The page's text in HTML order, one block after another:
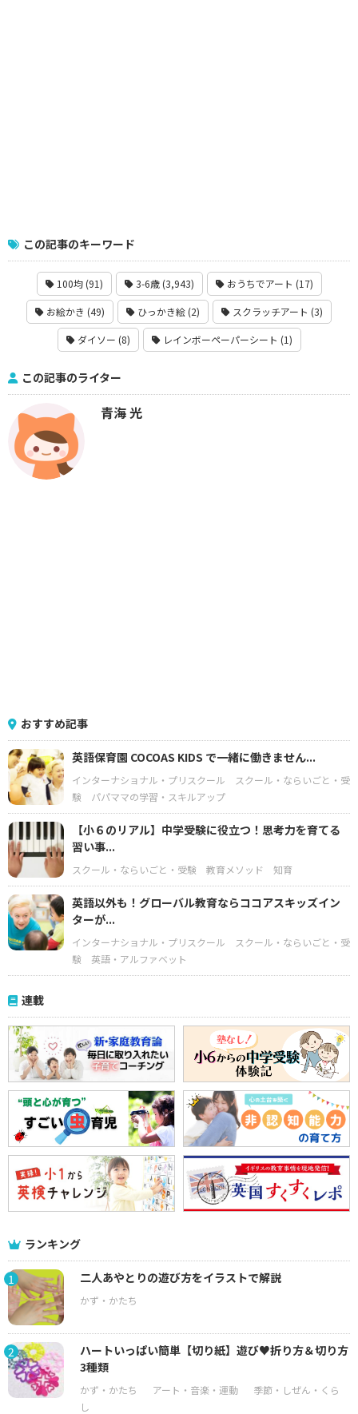
この記事のキーワード
100均 (91) 3-6歳 (3,943) おうちでアート (17)
お絵かき (49) ひっかき絵 (2) スクラッチアート (3)
ダイソー (8) レインボーペーパーシート (1)
この記事のライター
青海 光
おすすめ記事
英語保育園 COCOAS KIDS で一緒に働きません...
インターナショナル・プリスクール
スクール・ならいごと・受
験
パパママの学習・スキルアップ
【小６のリアル】中学受験に役立つ！思考力を育てる
習い事...
スクール・ならいごと・受験 教育メソッド 知育
英語以外も！グローバル教育ならココアスキッズイン
ターが...
インターナショナル・プリスクール
スクール・ならいごと・受
験
英語・アルファベット
連載
ランキング
1 二人あやとりの遊び方をイラストで解説
2
ハートいっぱい簡単【切り紙】遊び♥折り方＆切り方
3種類